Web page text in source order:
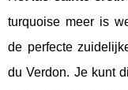
turquoise meer is
de perfecte
du Verdon. Je kunt